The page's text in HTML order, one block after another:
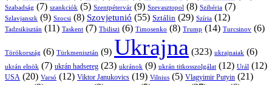
Szabadság (7) szankciók (5) Szentpétervár (9) Szevasztopol (8) Szibéria (7)
Szlavjanszk (9) Szocsi (8) Szovjetunió (55) Sztálin (29) Szíria (12)
Tadzsikisztán (11) Taskent (7) Tbiliszi (6) Timosenko (8) Trump (14) Turcsinov (6)
Törökország (6) Türkmenisztán (9) Ukrajna (323) ukrajnaiak (6)
ukrán elnök (7) ukrán hadsereg (23) ukránok (9) ukrán titkosszolgálat (12) Urál (12)
USA (20) Varsó (12) Viktor Janukovics (19) Vilnius (5) Vlagyimir Putyin (21)